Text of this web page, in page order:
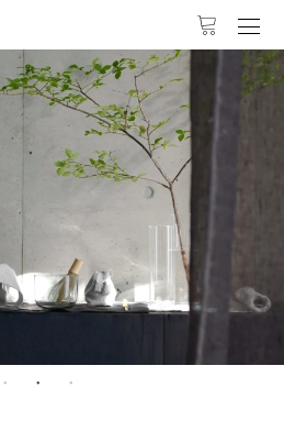
1 2 3